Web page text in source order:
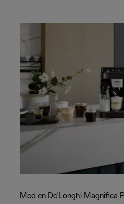
Med en De'Longhi Magnifica